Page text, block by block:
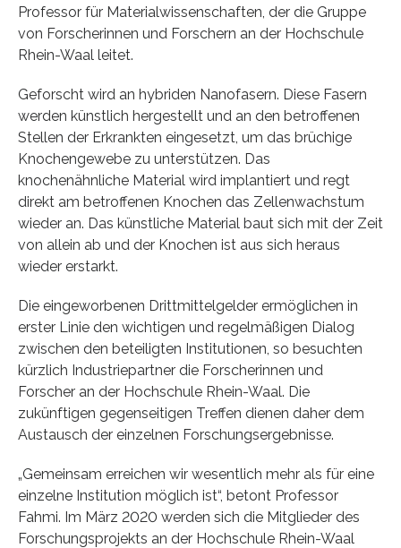
Professor für Materialwissenschaften, der die Gruppe
von Forscherinnen und Forschern an der Hochschule
Rhein-Waal leitet.
Geforscht wird an hybriden Nanofasern. Diese Fasern
werden künstlich hergestellt und an den betroffenen
Stellen der Erkrankten eingesetzt, um das brüchige
Knochengewebe zu unterstützen. Das
knochenähnliche Material wird implantiert und regt
direkt am betroffenen Knochen das Zellenwachstum
wieder an. Das künstliche Material baut sich mit der Zeit
von allein ab und der Knochen ist aus sich heraus
wieder erstarkt.
Die eingeworbenen Drittmittelgelder ermöglichen in
erster Linie den wichtigen und regelmäßigen Dialog
zwischen den beteiligten Institutionen, so besuchten
kürzlich Industriepartner die Forscherinnen und
Forscher an der Hochschule Rhein-Waal. Die
zukünftigen gegenseitigen Treffen dienen daher dem
Austausch der einzelnen Forschungsergebnisse.
„Gemeinsam erreichen wir wesentlich mehr als für eine
einzelne Institution möglich ist“, betont Professor
Fahmi. Im März 2020 werden sich die Mitglieder des
Forschungsprojekts an der Hochschule Rhein-Waal